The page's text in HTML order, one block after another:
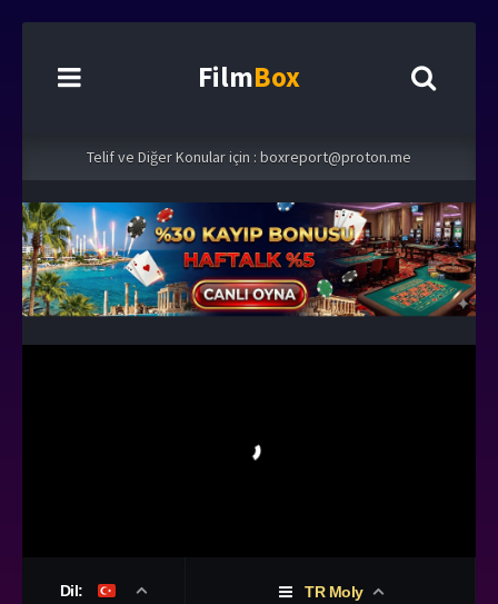
FilmBox
Telif ve Diğer Konular için : boxreport@proton.me
Dil: TR Moly